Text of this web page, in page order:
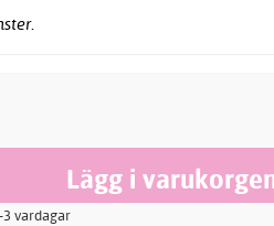
3 vardagar